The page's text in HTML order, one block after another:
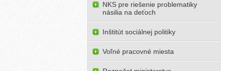
NKS pre riešenie problematiky
násilia na deťoch
Inštitút sociálnej politiky
Voľné pracovné miesta